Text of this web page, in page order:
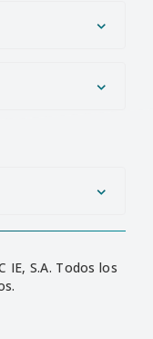
IE, S.A. Todos los